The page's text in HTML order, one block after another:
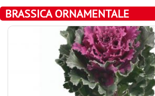
BRASSICA ORNAMENTALE